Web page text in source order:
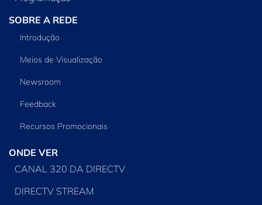
SOBRE A REDE
Introdução
Meios de Visualização
Newsroom
Feedback
Recursos Promocionais
ONDE VER
CANAL 320 DA DIRECTV
DIRECTV STREAM